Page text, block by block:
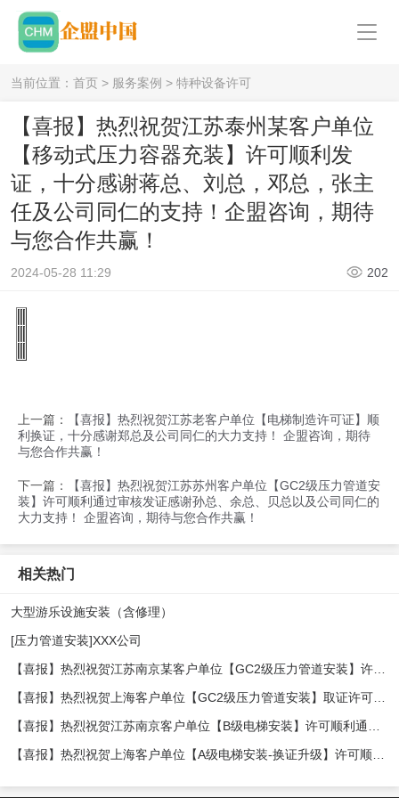
当前位置： 首页 > 服务案例 > 特种设备许可
【喜报】热烈祝贺江苏泰州某客户单位
【移动式压力容器充装】许可顺利发
证，十分感谢蒋总、刘总，邓总，张主
任及公司同仁的支持！企盟咨询，期待
与您合作共赢！
2024-05-28 11:29 202
上一篇：
【喜报】热烈祝贺江苏老客户单位【电梯制造许可证】顺
利换证，十分感谢郑总及公司同仁的大力支持！ 企盟咨询，期待
与您合作共赢！
下一篇：
【喜报】热烈祝贺江苏苏州客户单位【GC2级压力管道安
装】许可顺利通过审核发证感谢孙总、余总、贝总以及公司同仁的
大力支持！ 企盟咨询，期待与您合作共赢！
相关热门
大型游乐设施安装（含修理）
[压力管道安装]XXX公司